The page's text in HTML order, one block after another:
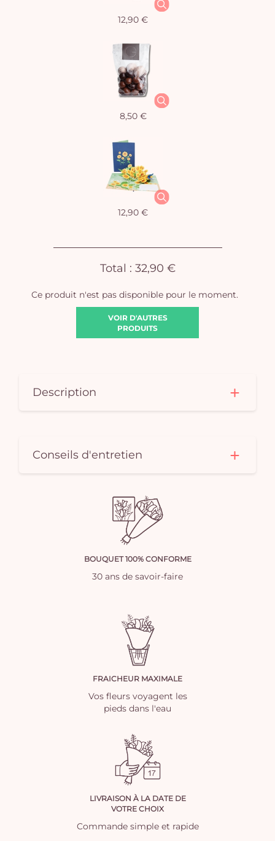
Ce produit n'est pas disponible pour le moment.
VOIR D'AUTRES
PRODUITS
12,90 €
8,50 €
12,90 €
Total : 32,90 €
Description
Conseils d'entretien
BOUQUET 100% CONFORME
30 ans de savoir-faire
FRAICHEUR MAXIMALE
Vos fleurs voyagent les
pieds dans l'eau
LIVRAISON À LA DATE DE
VOTRE CHOIX
Commande simple et rapide